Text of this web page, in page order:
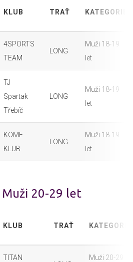
KLUB TRAŤ KATEGORIE
4SPORTS
TEAM
LONG
Muži 18-19
let
TJ
Spartak
Třebíč
LONG
Muži 18-19
let
KOME
KLUB
LONG
Muži 18-19
let
Muži 20-29 let
KLUB TRAŤ KATEGORIE
TITAN
Muži 20-29